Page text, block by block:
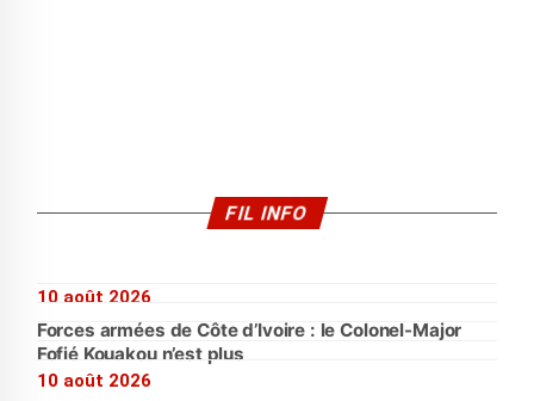
FIL INFO
10 août 2026
Forces armées de Côte d’Ivoire : le Colonel-Major
Fofié Kouakou n’est plus
10 août 2026